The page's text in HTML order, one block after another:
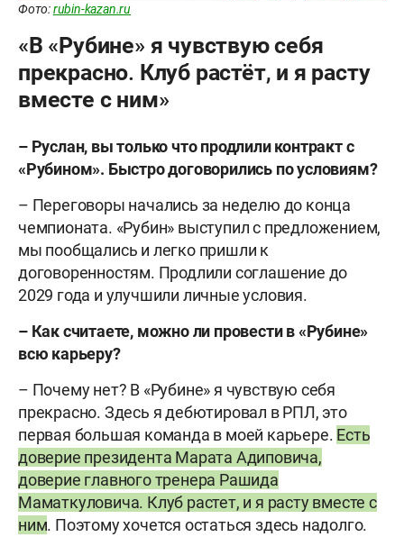
Фото:rubin-kazan.ru
«В «Рубине» я чувствую себя
прекрасно. Клуб растёт, и я расту
вместе с ним»
– Руслан, вы только что продлили контракт с
«Рубином». Быстро договорились по условиям?
– Переговоры начались за неделю до конца
чемпионата. «Рубин» выступил с предложением,
мы пообщались и легко пришли к
договоренностям. Продлили соглашение до
2029 года и улучшили личные условия.
– Как считаете, можно ли провести в «Рубине»
всю карьеру?
– Почему нет? В «Рубине» я чувствую себя
прекрасно. Здесь я дебютировал в РПЛ, это
первая большая команда в моей карьере. Есть
доверие президента Марата Адиповича,
доверие главного тренера Рашида
Маматкуловича. Клуб растет, и я расту вместе с
ним. Поэтому хочется остаться здесь надолго.